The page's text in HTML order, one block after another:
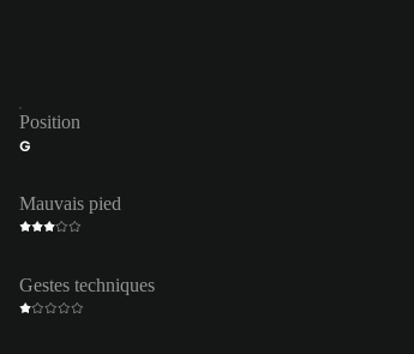
Position
G
Mauvais pied
Gestes techniques